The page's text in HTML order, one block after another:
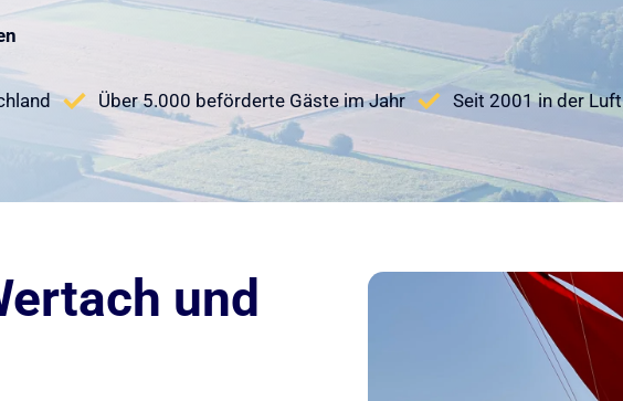
Über 5.000 beförderte Gäste im Jahr Seit 2001 in der Luft
und